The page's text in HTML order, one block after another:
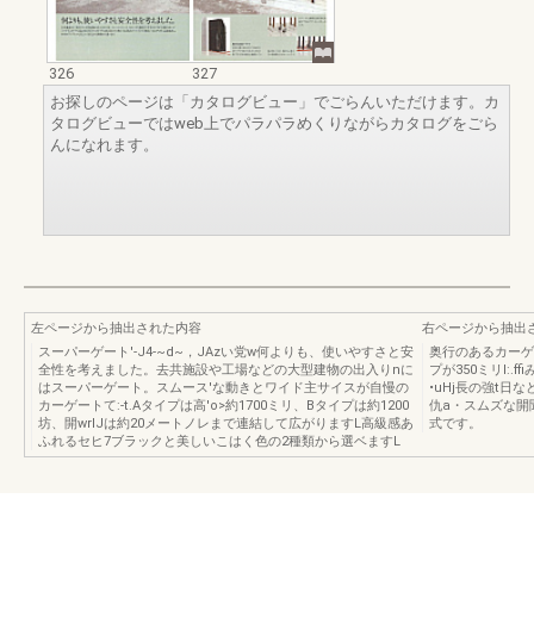
326
327
お探しのページは「カタログビュー」でごらんいただけます。カ
タログビューではweb上でパラパラめくりながらカタログをごら
んになれます。
左ページから抽出された内容
スーパーゲート'-J4-~d~，JAzい党w何よりも、使いやすさと安
全性を考えました。去共施設や工場などの大型建物の出入りnに
はスーパーゲート。スムース'な動きとワイド主サイスが自慢の
カーゲートて:-t.Aタイプは高'o>約1700ミリ、Bタイプは約1200
坊、開wrlJは約20メートノレまで連結して広がりますL高級感あ
ふれるセヒ7ブラックと美しいこはく色の2種類から選ベますL
右ページから抽出
奥行のあるカー
プが350ミリI:.ffi
•uHj長の強t日な
仇a・スムズな開
式です。